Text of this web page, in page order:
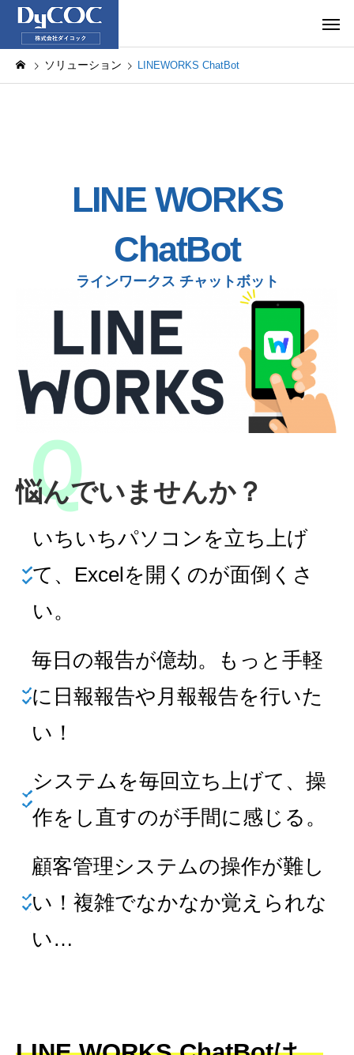
ソリューション LINEWORKS ChatBot
LINE WORKS
ChatBot
ラインワークス チャットボット
悩んでいませんか？
いちいちパソコンを立ち上げ
て、Excelを開くのが面倒くさ
い。
毎日の報告が億劫。もっと手軽
に日報報告や月報報告を行いた
い！
システムを毎回立ち上げて、操
作をし直すのが手間に感じる。
顧客管理システムの操作が難し
い！複雑でなかなか覚えられな
い…